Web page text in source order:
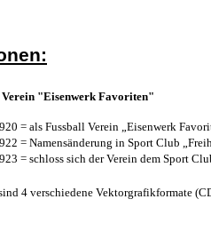
Verein "Eisenwerk Favoriten"
= als Fussball Verein „Eisenwerk
= Namensänderung in Sport Club
= schloss sich der Verein dem Sport
4 verschiedene Vektorgrafikformate